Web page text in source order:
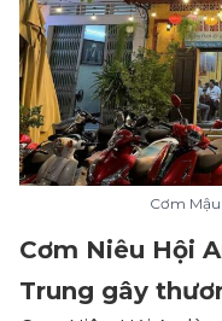
Cơm
Cơm Niêu Hội
Trung gây